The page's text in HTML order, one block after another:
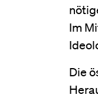
Im
Die